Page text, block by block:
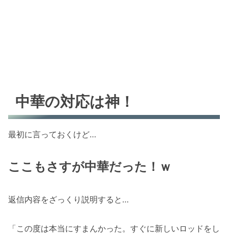
中華の対応は神！
最初に言っておくけど…
ここもさすが中華だった！ｗ
返信内容をざっくり説明すると…
「この度は本当にすまんかった。すぐに新しいロッドをし